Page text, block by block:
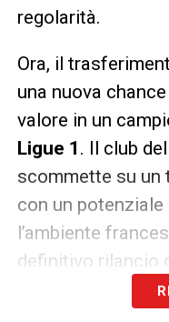
regolarità.
Ora, il
una nuova
valore in un
Ligue 1 . Il club
scommette su un
con un potenziale
l’ambiente
definitivo rilancio
Con questa